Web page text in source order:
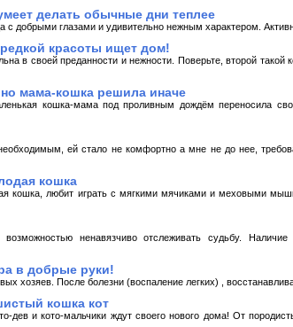
делать обычные дни теплее
добрыми глазами и удивительно нежным характером.
красоты ищет дом!
в своей преданности и нежности. Поверьте, второй такой
мама-кошка решила иначе
кошка-мама под проливным дождём переносила
ей стало не комфортно а мне не до нее,
кошка
кошка, любит играть с мягкими мячиками и меховыми
ненавязчиво отслеживать судьбу. Наличие
в добрые руки!
хозяев. После болезни (воспаление легких) ,
кошка кот
дев и кото-мальчики ждут своего нового дома! От